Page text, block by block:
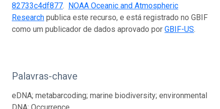
82733c4df877. NOAA Oceanic and Atmospheric
Research publica este recurso, e está registrado no GBIF
como um publicador de dados aprovado por GBIF-US.
Palavras-chave
eDNA; metabarcoding; marine biodiversity; environmental